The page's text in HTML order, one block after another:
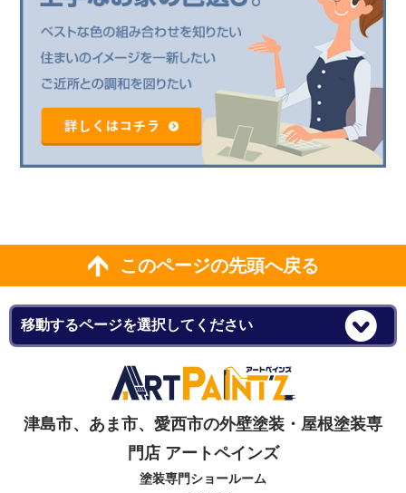
このページの先頭へ戻る
津島市、あま市、愛西市の外壁塗装・屋根塗装専
門店 アートペインズ
塗装専門ショールーム